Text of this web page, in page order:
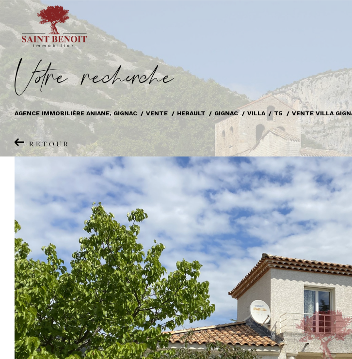
Vore recece
AGENCE IMMOBILIÈRE ANIANE, GIGNAC VENTE HERAULT GIGNAC VILLA T5 VENTE VILLA
RETOUR